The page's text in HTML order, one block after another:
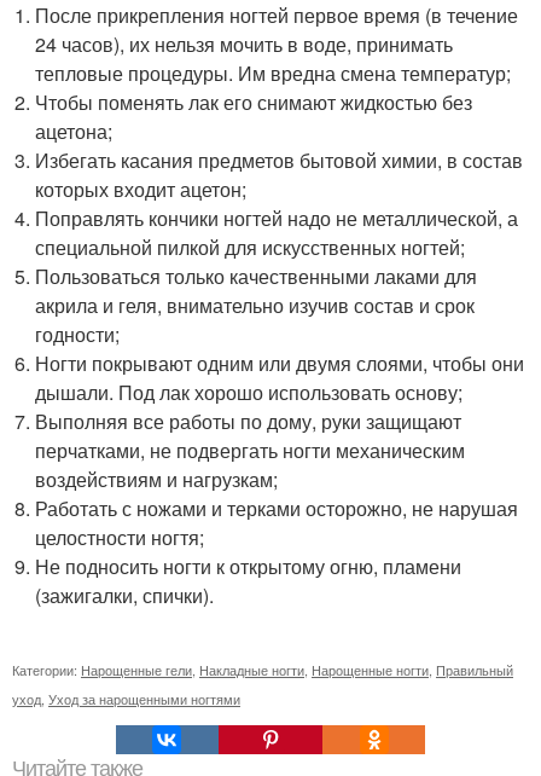
После прикрепления ногтей первое время (в течение
24 часов), их нельзя мочить в воде, принимать
тепловые процедуры. Им вредна смена температур;
Чтобы поменять лак его снимают жидкостью без
ацетона;
Избегать касания предметов бытовой химии, в состав
которых входит ацетон;
Поправлять кончики ногтей надо не металлической, а
специальной пилкой для искусственных ногтей;
Пользоваться только качественными лаками для
акрила и геля, внимательно изучив состав и срок
годности;
Ногти покрывают одним или двумя слоями, чтобы они
дышали. Под лак хорошо использовать основу;
Выполняя все работы по дому, руки защищают
перчатками, не подвергать ногти механическим
воздействиям и нагрузкам;
Работать с ножами и терками осторожно, не нарушая
целостности ногтя;
Не подносить ногти к открытому огню, пламени
(зажигалки, спички).
Категории: Нарощенные гели, Накладные ногти, Нарощенные ногти, Правильный
уход, Уход за нарощенными ногтями
Читайте также